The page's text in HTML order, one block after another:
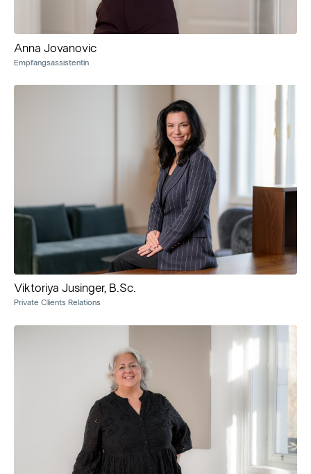
Anna Jovanovic
Empfangsassistentin
Viktoriya Jusinger, B.Sc.
Private Clients Relations